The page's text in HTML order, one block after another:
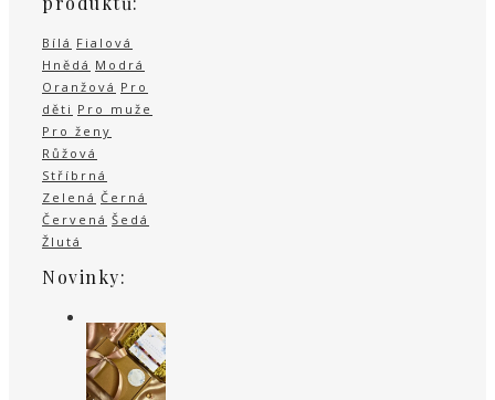
Bílá Fialová
Hnědá Modrá
Oranžová Pro
děti Pro muže
Pro ženy
Růžová
Stříbrná
Zelená Černá
Červená Šedá
Žlutá
Novinky: